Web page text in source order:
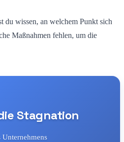
du wissen, an welchem Punkt sich
Maßnahmen fehlen, um die
Stagnation
Unternehmens